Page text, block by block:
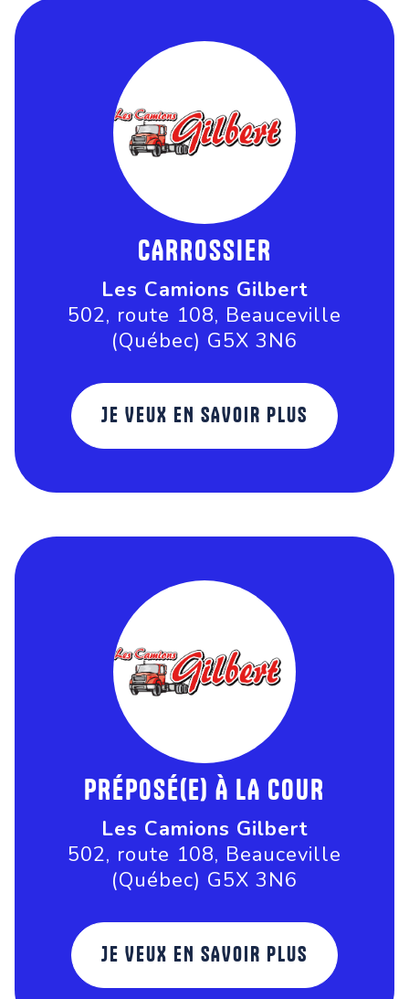
CARROSSIER
Les Camions Gilbert
502, route 108, Beauceville
(Québec) G5X 3N6
JE VEUX EN SAVOIR PLUS
PRÉPOSÉ(E) À LA COUR
Les Camions Gilbert
502, route 108, Beauceville
(Québec) G5X 3N6
JE VEUX EN SAVOIR PLUS